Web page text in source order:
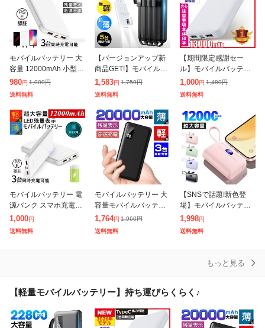
モバイルバッテリー 大
容量 12000mAh 小型
防災電源 急速充電 iPho
ne17/16/15充電器 【P
SE認証済】 残
980円 1,000円
送料無料
【バージョンアップ新
商品GET!】モバイルバ
ッテリー 軽量 22800m
Ah 大容量 小型 スマホ
充電器 薄型 5台同時充
電 急
1,583円 1,759円
送料無料
【期間限定感謝セー
ル】モバイルバッテリ
ー 大容量 軽量 薄型 13
000mAh 2台同時充電 P
SE スマホ携帯充電器 i
Pho
1,000円 1,480円
送料無料
モバイルバッテリー 電
源バンク スマホ充電器
防災電源 大容量 12000
mAh 小型 急速充電 iPh
one17/16/15充
1,000円
送料無料
モバイルバッテリー 大
容量モバイルバッテリ
ー 軽量 薄型 20000mA
h 3台同時充電 PSE 5v/
2a スマホ携帯充電
1,764円 1,960円
送料無料
【SNSで話題!新色登
場】モバイルバッテリ
ー 小型 12000mAh 大
容量 2.1A急速充電 超ミ
ニ 充電器 2台同時充電
1,998円
送料無料
もっと見る
【軽量モバイルバッテリー】持ち運びらくらく♪